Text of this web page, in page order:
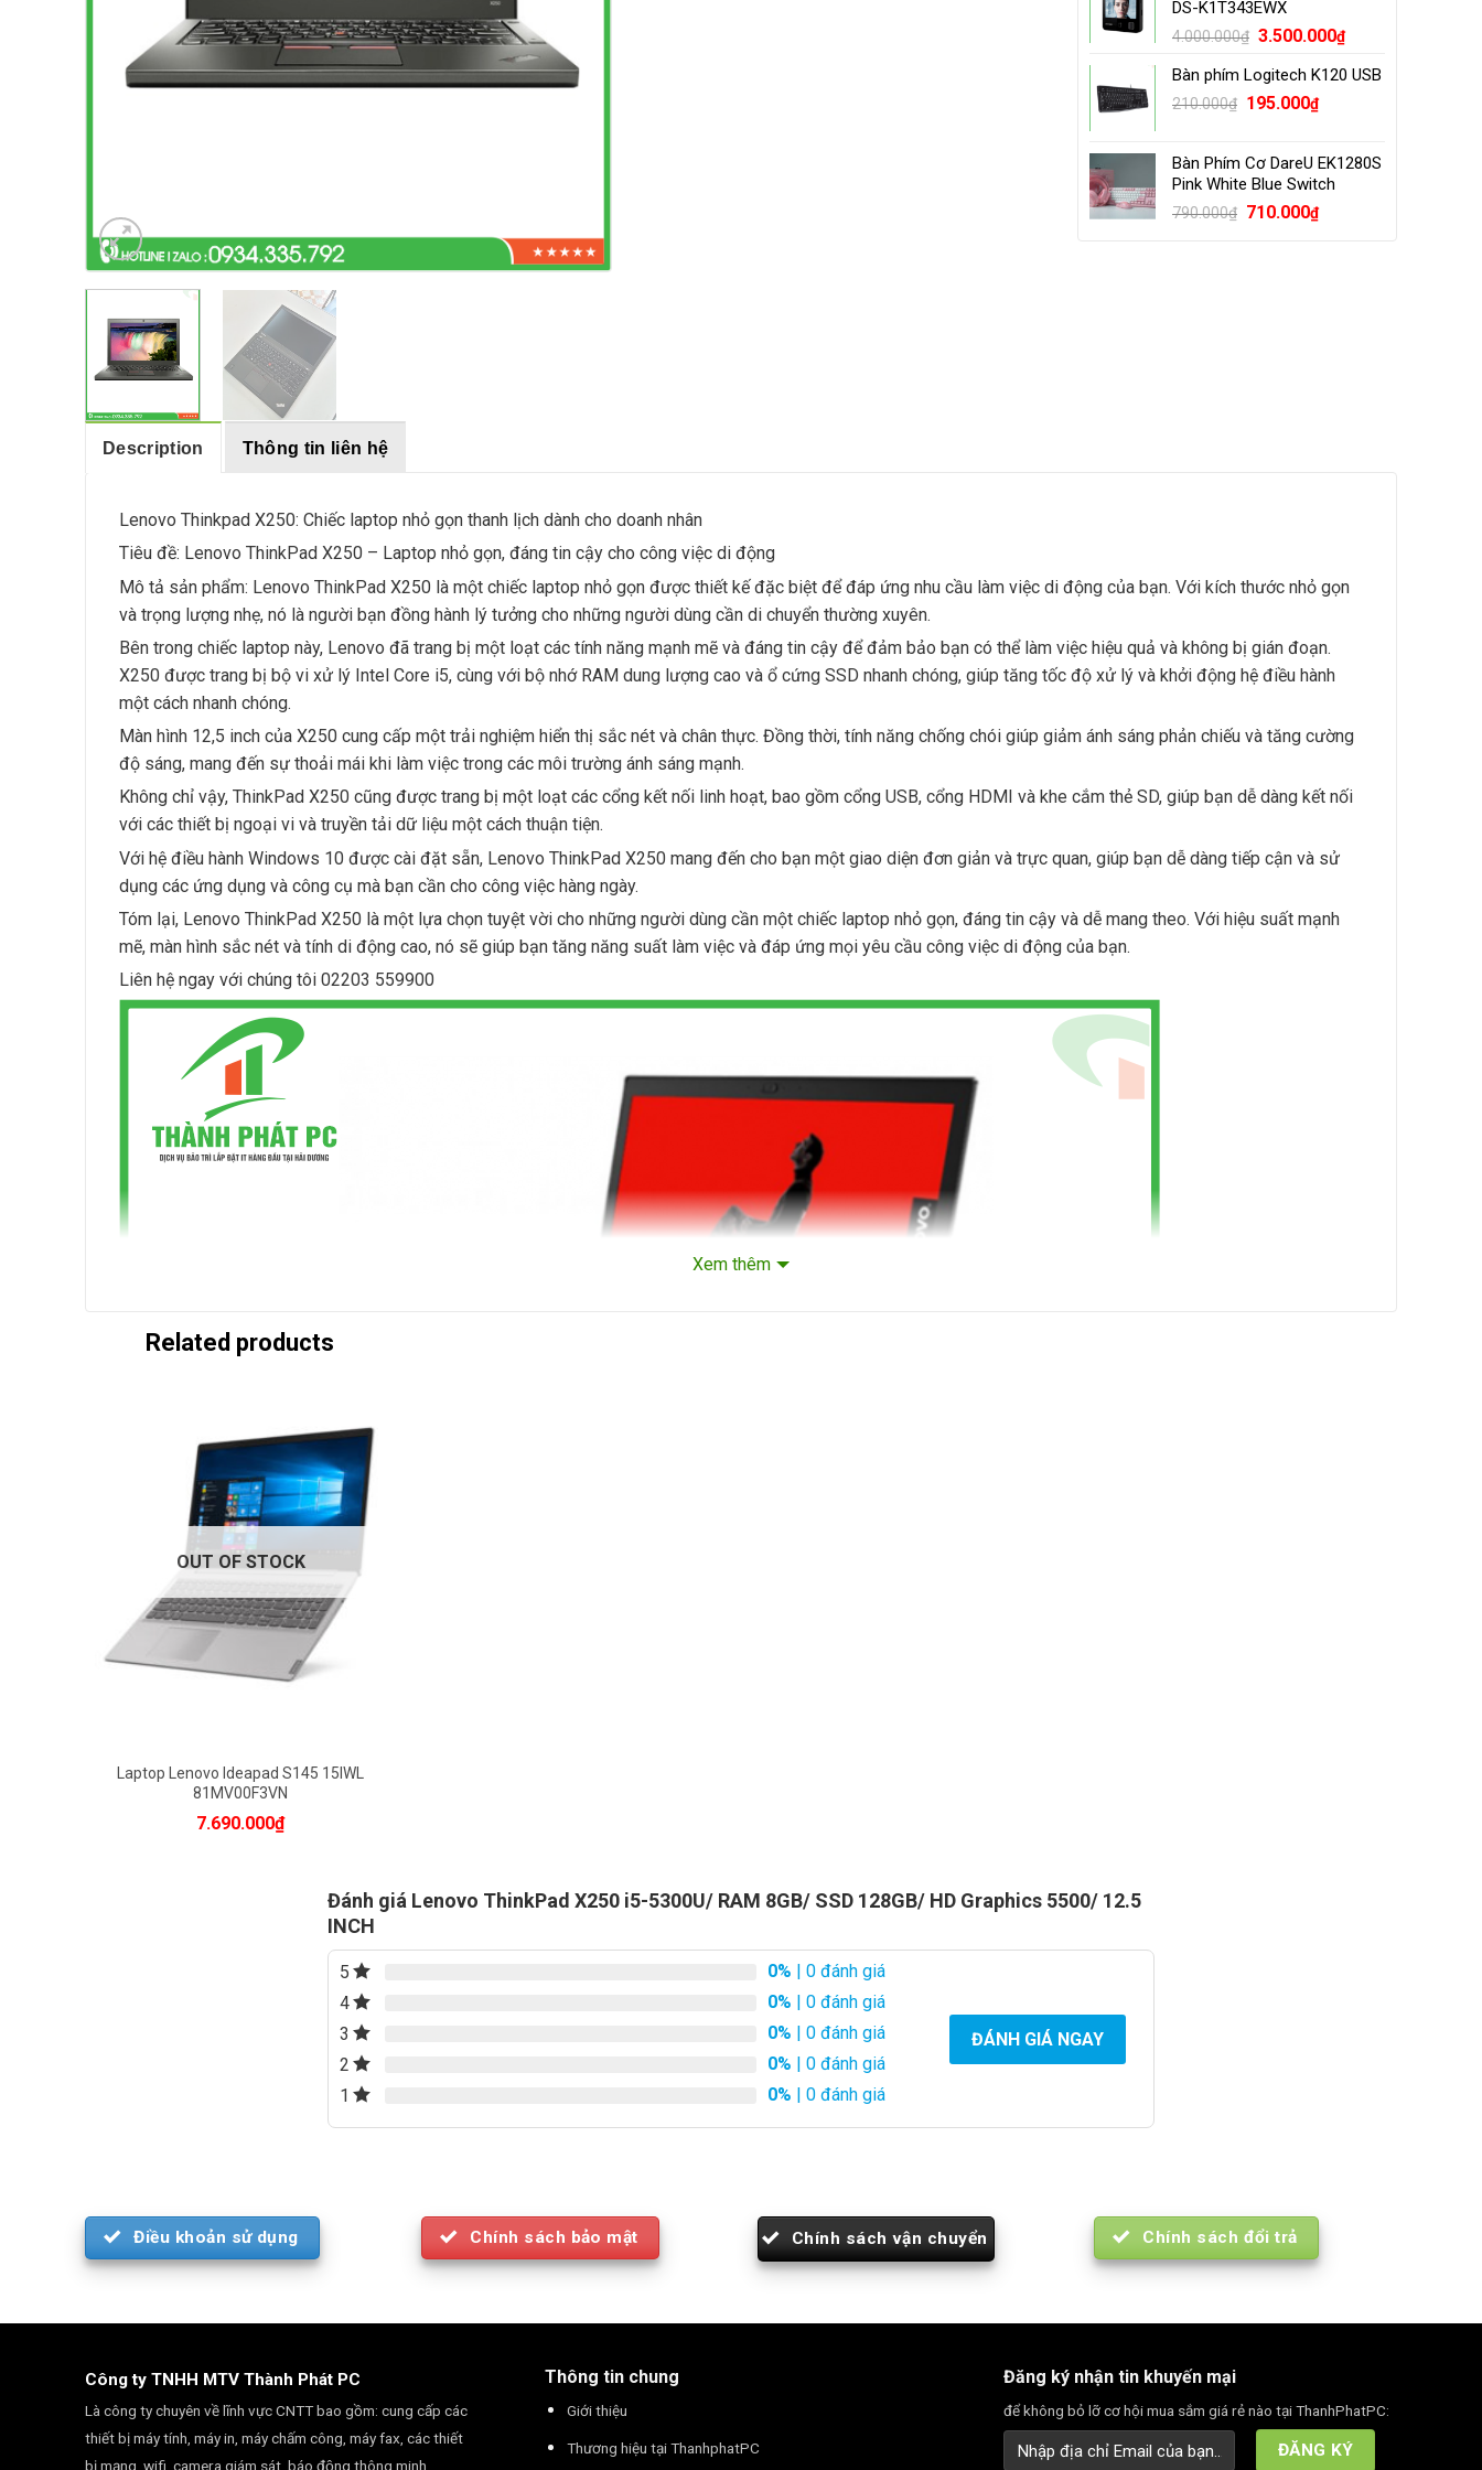
DS-K1T343EWX
4.000.000₫ Original
was:
4.000.000₫.
3.500.000₫Current
is:
Bàn phím Logitech K120 USB
210.000₫ Original
210.000₫.
195.000₫Current
195.000₫.
Bàn Phím Cơ DareU EK1280S
Pink White Blue Switch
790.000₫ Original
710.000₫Current
Description Thông tin liên hệ
Lenovo Thinkpad X250: Chiếc laptop nhỏ gọn thanh lịch dành cho doanh nhân
Tiêu đề: Lenovo ThinkPad X250 – Laptop nhỏ gọn, đáng tin cậy cho công việc di động
Mô tả sản phẩm: Lenovo ThinkPad X250 là một chiếc laptop nhỏ gọn được thiết kế đặc biệt để đáp ứng nhu cầu làm việc di động của bạn. Với kích thước nhỏ gọn
và trọng lượng nhẹ, nó là người bạn đồng hành lý tưởng cho những người dùng cần di chuyển thường xuyên.
Bên trong chiếc laptop này, Lenovo đã trang bị một loạt các tính năng mạnh mẽ và đáng tin cậy để đảm bảo bạn có thể làm việc hiệu quả và không bị gián đoạn.
X250 được trang bị bộ vi xử lý Intel Core i5, cùng với bộ nhớ RAM dung lượng cao và ổ cứng SSD nhanh chóng, giúp tăng tốc độ xử lý và khởi động hệ điều hành
một cách nhanh chóng.
Màn hình 12,5 inch của X250 cung cấp một trải nghiệm hiển thị sắc nét và chân thực. Đồng thời, tính năng chống chói giúp giảm ánh sáng phản chiếu và tăng cường
độ sáng, mang đến sự thoải mái khi làm việc trong các môi trường ánh sáng mạnh.
Không chỉ vậy, ThinkPad X250 cũng được trang bị một loạt các cổng kết nối linh hoạt, bao gồm cổng USB, cổng HDMI và khe cắm thẻ SD, giúp bạn dễ dàng kết nối
với các thiết bị ngoại vi và truyền tải dữ liệu một cách thuận tiện.
Với hệ điều hành Windows 10 được cài đặt sẵn, Lenovo ThinkPad X250 mang đến cho bạn một giao diện đơn giản và trực quan, giúp bạn dễ dàng tiếp cận và sử
dụng các ứng dụng và công cụ mà bạn cần cho công việc hàng ngày.
Tóm lại, Lenovo ThinkPad X250 là một lựa chọn tuyệt vời cho những người dùng cần một chiếc laptop nhỏ gọn, đáng tin cậy và dễ mang theo. Với hiệu suất mạnh
mẽ, màn hình sắc nét và tính di động cao, nó sẽ giúp bạn tăng năng suất làm việc và đáp ứng mọi yêu cầu công việc di động của bạn.
Liên hệ ngay với chúng tôi 02203 559900
Xem thêm
Related products
OUT OF STOCK
Laptop Lenovo Ideapad S145 15IWL
81MV00F3VN
7.690.000₫
7690000đ
- Bộ VXL: Pentium 5405U 2.3Ghz-2Mb
- Cạc đồ họa: Intel HD Graphics 610
- Bộ nhớ: 4Gb
- Ổ cứng/ Ổ đĩa quang: 256Gb SSD/ Không
có
- Màu sắc/ Chất liệu: Grey
Đánh giá Lenovo ThinkPad X250 i5-5300U/ RAM 8GB/ SSD 128GB/ HD Graphics 5500/ 12.5
INCH
5 0% | 0 đánh giá
4
0% | 0 đánh giá
3
0% | 0 đánh giá
2
0% | 0 đánh giá
1
0% | 0 đánh giá
ĐÁNH GIÁ NGAY
Điều khoản sử dụng Chính sách bảo mật Chính sách vận chuyển Chính sách đổi trả
Công ty TNHH MTV Thành Phát PC
Là công ty chuyên về lĩnh vực CNTT bao gồm: cung cấp các
thiết bị máy tính, máy in, máy chấm công, máy fax, các thiết
bị mạng, wifi, camera giám sát, báo động thông minh.
Thông tin chung
Giới thiệu
Thương hiệu tại ThanhphatPC
Đăng ký nhận tin khuyến mại
để không bỏ lỡ cơ hội mua sắm giá rẻ nào tại ThanhPhatPC: